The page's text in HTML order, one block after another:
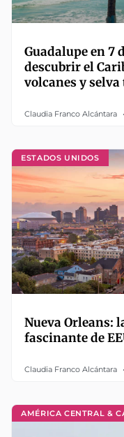
Guadalupe en 7
descubrir el
volcanes y
Claudia Franco Alcántara
ESTADOS UNIDOS
Nueva Orleans:
fascinante de
Claudia Franco Alcántara
AMÉRICA CENTRAL &